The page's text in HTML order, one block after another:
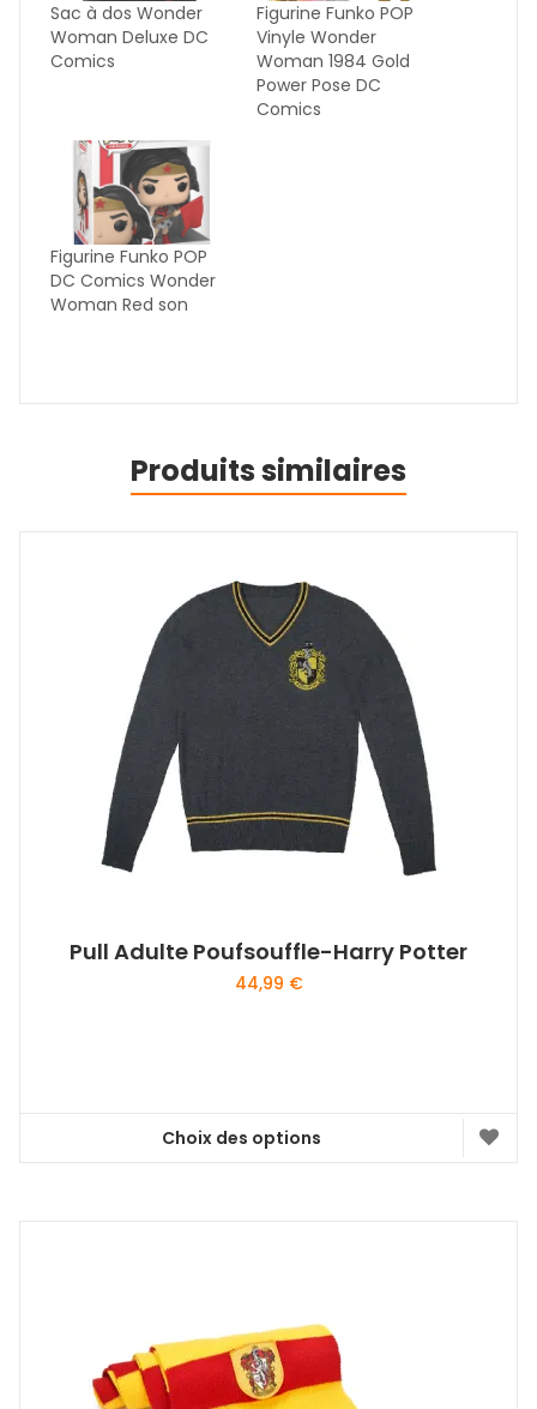
Sac à dos Wonder
Woman Deluxe DC
Comics
Figurine Funko POP
Vinyle Wonder
Woman 1984 Gold
Power Pose DC
Comics
Figurine Funko POP
DC Comics Wonder
Woman Red son
Produits similaires
Pull Adulte Poufsouffle-Harry Potter
44,99 €
Choix des options
Ce
options
peuvent
être